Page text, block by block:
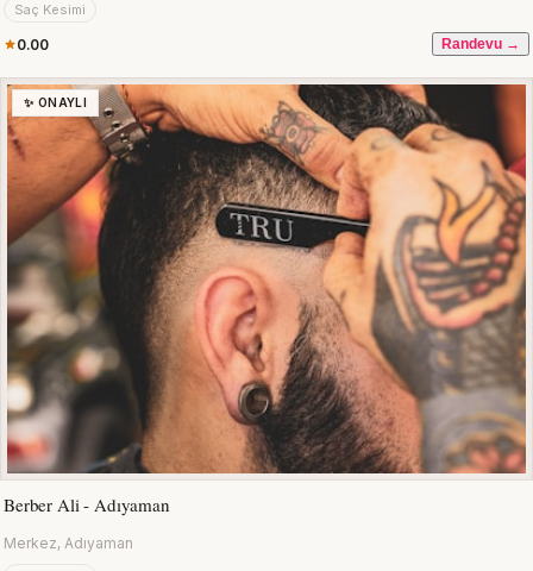
Saç Kesimi
0.00 Randevu →
✨ ONAYLI
Berber Ali - Adıyaman
Merkez, Adıyaman